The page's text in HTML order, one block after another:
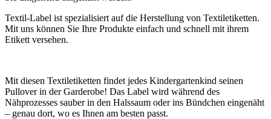
Textil-Label ist spezialisiert auf die Herstellung von Textiletiketten.
Mit uns können Sie Ihre Produkte einfach und schnell mit ihrem
Etikett versehen.
Mit diesen Textiletiketten findet jedes Kindergartenkind seinen
Pullover in der Garderobe! Das Label wird während des
Nähprozesses sauber in den Halssaum oder ins Bündchen eingenäht
– genau dort, wo es Ihnen am besten passt.